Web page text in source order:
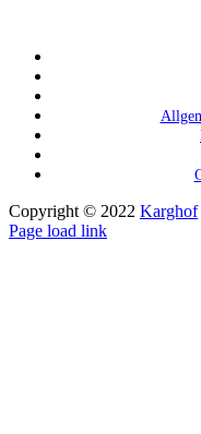
Copyright © 2022 Karghof
Page load link